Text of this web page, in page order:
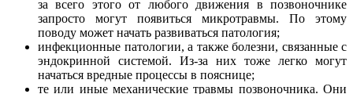
за всего этого от любого движения в позвоночнике
запросто могут появиться микротравмы. По этому
поводу может начать развиваться патология;
инфекционные патологии, а также болезни, связанные с
эндокринной системой. Из-за них тоже легко могут
начаться вредные процессы в пояснице;
те или иные механические травмы позвоночника. Они